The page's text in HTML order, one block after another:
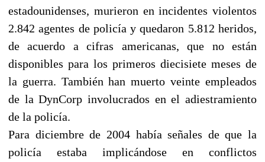
estadounidenses, murieron en incidentes violentos
2.842 agentes de policía y quedaron 5.812 heridos,
de acuerdo a cifras americanas, que no están
disponibles para los primeros diecisiete meses de
la guerra. También han muerto veinte empleados
de la DynCorp involucrados en el adiestramiento
de la policía.
Para diciembre de 2004 había señales de que la
policía estaba implicándose en conflictos